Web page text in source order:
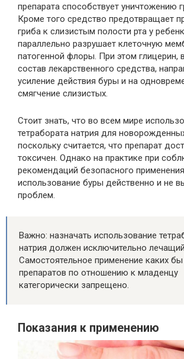
препарата способствует уничтожению
Кроме того средство предотвращает
гриба к слизистым полости рта у
параллельно разрушает клеточную
патогенной флоры. При этом глицерин,
состав лекарственного средства,
усиление действия буры и на
смягчение слизистых.
Стоит знать, что во всем мире
тетрабората натрия для
поскольку считается, что препарат
токсичен. Однако на практике при
рекомендаций безопасного применения
использование буры действенно и не
проблем.
Важно: назначать использование
натрия должен исключительно
Самостоятельное применение каких
препаратов по отношению к младенцу
категорически запрещено.
Показания к применению